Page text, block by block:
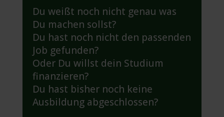
Du weißt noch nicht genau was
Du machen sollst?
Du hast noch nicht den passenden
Job gefunden?
Oder Du willst dein Studium
finanzieren?
Du hast bisher noch keine
Ausbildung abgeschlossen?